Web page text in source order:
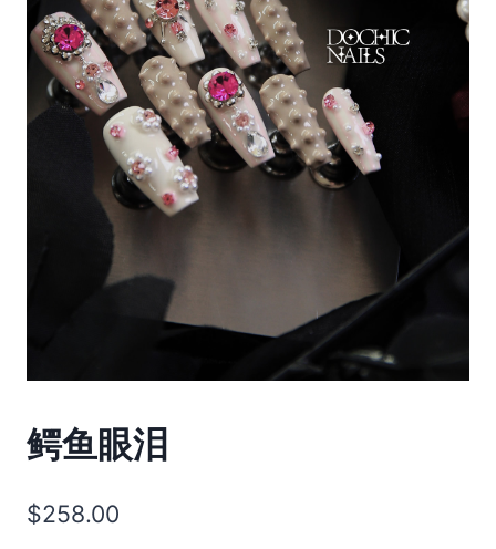
鳄鱼眼泪
$258.00